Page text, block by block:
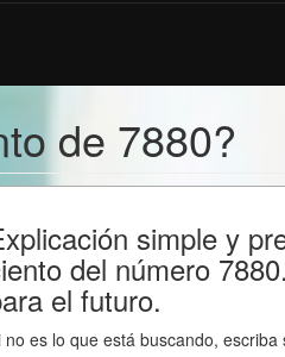
de 7880?
simple y
del número
el futuro.
no es lo que está buscando, escriba